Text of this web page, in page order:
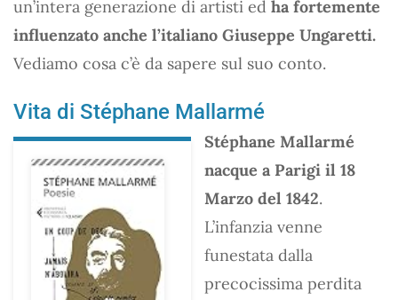
un’intera generazione di artisti ed ha fortemente
influenzato anche l’italiano Giuseppe Ungaretti.
Vediamo cosa c’è da sapere sul suo conto.
Vita di Stéphane Mallarmé
Stéphane Mallarmé
nacque a Parigi il 18
Marzo del 1842.
L’infanzia venne
funestata dalla
precocissima perdita